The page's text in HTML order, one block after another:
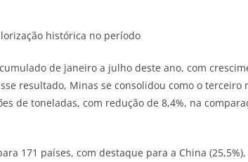
histórica no período
de janeiro a julho deste ano, com
resultado, Minas se consolidou como o
de toneladas, com redução de 8,4%, na
171 países, com destaque para a China (25,5%),